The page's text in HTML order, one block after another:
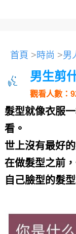
首頁 >時尚 >男
男生剪
觀看人數：
髮型就像衣服
看。
世上沒有最好
在做髮型之前
自己臉型的髮